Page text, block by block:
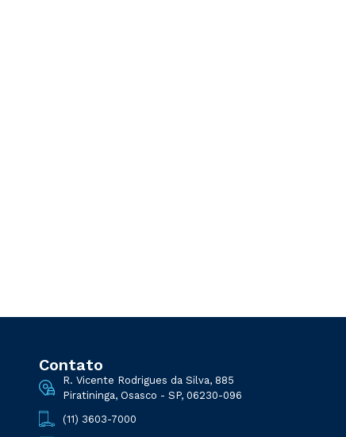
Contato
R. Vicente Rodrigues da Silva, 885
Piratininga, Osasco - SP, 06230-096
(11) 3603-7000